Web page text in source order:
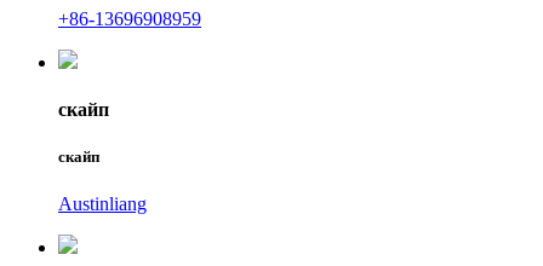
+86-13696908959
скайп
скайп
Austinliang